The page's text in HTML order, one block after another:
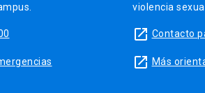
violencia sexual.
launch Contacto
launch Más